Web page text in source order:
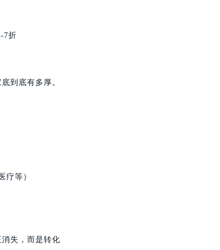
7折
到底有多厚。
疗等）
失，而是转化